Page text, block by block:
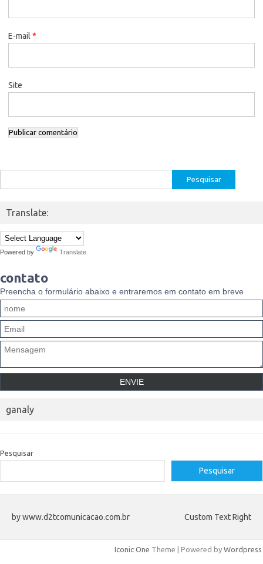
E-mail *
Site
por:
Translate:
Powered by Translate
contato
Preencha o formulário abaixo e entraremos em contato em breve
ganaly
Pesquisar
Pesquisar
by www.d2tcomunicacao.com.br Custom Text Right
Iconic One Theme | Powered by Wordpress